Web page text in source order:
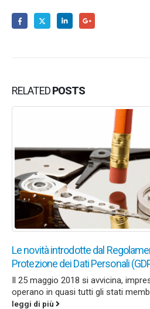
RELATEDPOSTS
Le novità introdotte dal
Protezione dei Dati Personali
Il 25 maggio 2018 si avvicina,
operano in quasi tutti gli stati
leggi di più